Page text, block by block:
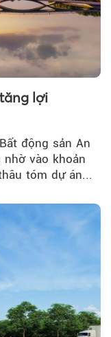
lợi
động sản An
vào khoản
tóm dự án...